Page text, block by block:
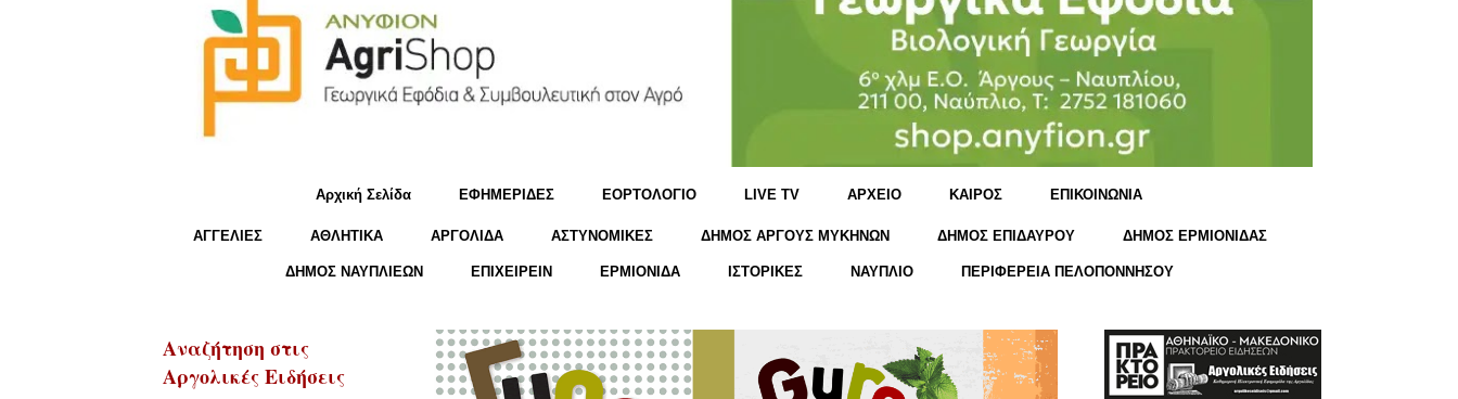
Αρχική Σελίδα ΕΦΗΜΕΡΙΔΕΣ ΕΟΡΤΟΛΟΓΙΟ LIVE TV ΑΡΧΕΙΟ KΑΙΡΟΣ ΕΠΙΚΟΙΝΩΝΙΑ
ΑΓΓΕΛΙΕΣ ΑΘΛΗΤΙΚΑ ΑΡΓΟΛΙΔΑ ΑΣΤΥΝΟΜΙΚΕΣ ΔΗΜΟΣ ΑΡΓΟΥΣ ΜΥΚΗΝΩΝ ΔΗΜΟΣ ΕΠΙΔΑΥΡΟΥ ΔΗΜΟΣ ΕΡΜΙΟΝΙΔΑΣ
ΔΗΜΟΣ ΝΑΥΠΛΙΕΩΝ ΕΠΙΧΕΙΡΕΙΝ ΕΡΜΙΟΝΙΔΑ ΙΣΤΟΡΙΚΕΣ ΝΑΥΠΛΙΟ ΠΕΡΙΦΕΡΕΙΑ ΠΕΛΟΠΟΝΝΗΣΟΥ
Αναζήτηση στις
Αργολικές Ειδήσεις